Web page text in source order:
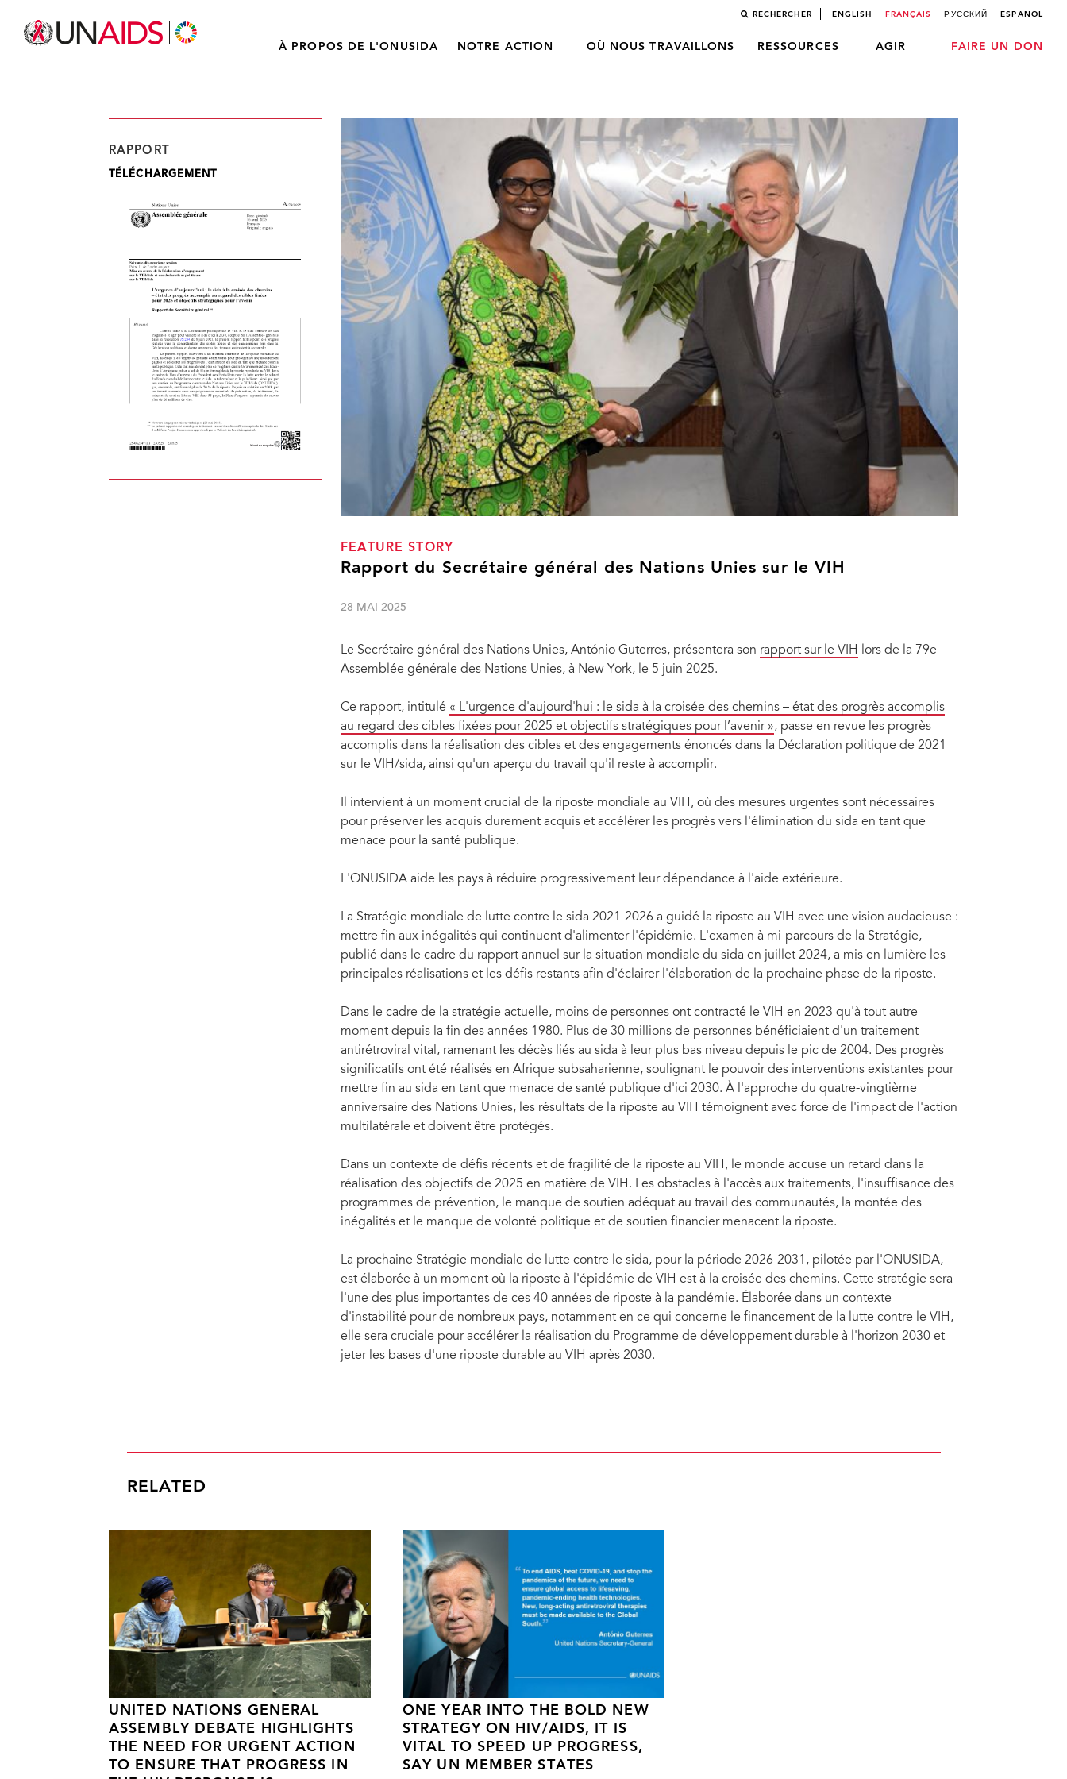
RECHERCHER ENGLISH FRANÇAIS РУССКИЙ ESPAÑOL
À PROPOS DE L'ONUSIDA NOTRE ACTION OÙ NOUS TRAVAILLONS RESSOURCES AGIR FAIRE UN DON
FEATURE STORY
Rapport du Secrétaire général des Nations Unies sur le VIH
28 MAI 2025
Le Secrétaire général des Nations Unies, António Guterres, présentera son rapport sur le VIH
lors de la 79e
Assemblée générale des Nations Unies, à New York, le 5 juin 2025.
Ce rapport, intitulé « L'urgence d'aujourd'hui : le sida à la croisée des chemins – état des progrès accomplis
au regard des cibles fixées pour 2025 et objectifs stratégiques pour l’avenir », passe en revue les progrès
accomplis dans la réalisation des cibles et des engagements énoncés dans la Déclaration politique de 2021
sur le VIH/sida, ainsi qu'un aperçu du travail qu'il reste à accomplir.
Il intervient à un moment crucial de la riposte mondiale au VIH, où des mesures urgentes sont nécessaires
pour préserver les acquis durement acquis et accélérer les progrès vers l'élimination du sida en tant que
menace pour la santé publique.
L'ONUSIDA aide les pays à réduire progressivement leur dépendance à l'aide extérieure.
La Stratégie mondiale de lutte contre le sida 2021-2026 a guidé la riposte au VIH avec une vision audacieuse :
mettre fin aux inégalités qui continuent d'alimenter l'épidémie. L'examen à mi-parcours de la Stratégie,
publié dans le cadre du rapport annuel sur la situation mondiale du sida en juillet 2024, a mis en lumière les
principales réalisations et les défis restants afin d'éclairer l'élaboration de la prochaine phase de la riposte.
Dans le cadre de la stratégie actuelle, moins de personnes ont contracté le VIH en 2023 qu'à tout autre
moment depuis la fin des années 1980. Plus de 30 millions de personnes bénéficiaient d'un traitement
antirétroviral vital, ramenant les décès liés au sida à leur plus bas niveau depuis le pic de 2004. Des progrès
significatifs ont été réalisés en Afrique subsaharienne, soulignant le pouvoir des interventions existantes pour
mettre fin au sida en tant que menace de santé publique d'ici 2030. À l'approche du quatre-vingtième
anniversaire des Nations Unies, les résultats de la riposte au VIH témoignent avec force de l'impact de l'action
multilatérale et doivent être protégés.
Dans un contexte de défis récents et de fragilité de la riposte au VIH, le monde accuse un retard dans la
réalisation des objectifs de 2025 en matière de VIH. Les obstacles à l'accès aux traitements, l'insuffisance des
programmes de prévention, le manque de soutien adéquat au travail des communautés, la montée des
inégalités et le manque de volonté politique et de soutien financier menacent la riposte.
La prochaine Stratégie mondiale de lutte contre le sida, pour la période 2026-2031, pilotée par l'ONUSIDA,
est élaborée à un moment où la riposte à l'épidémie de VIH est à la croisée des chemins. Cette stratégie sera
l'une des plus importantes de ces 40 années de riposte à la pandémie. Élaborée dans un contexte
d'instabilité pour de nombreux pays, notamment en ce qui concerne le financement de la lutte contre le VIH,
elle sera cruciale pour accélérer la réalisation du Programme de développement durable à l'horizon 2030 et
jeter les bases d'une riposte durable au VIH après 2030.
RAPPORT
TÉLÉCHARGEMENT
RELATED
UNITED NATIONS GENERAL
ASSEMBLY DEBATE HIGHLIGHTS
THE NEED FOR URGENT ACTION
TO ENSURE THAT PROGRESS IN
ONE YEAR INTO THE BOLD NEW
STRATEGY ON HIV/AIDS, IT IS
VITAL TO SPEED UP PROGRESS,
SAY UN MEMBER STATES